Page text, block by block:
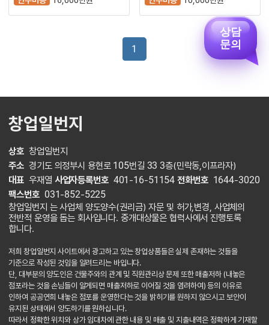
1
창업일번지
상호 창업일번지
주소 경기도 의정부시 용현로 105번길 33 3층(민락동,이프라자)
대표 우재열 사업자등록번호 401-16-51154 전화번호 1644-3020
팩스번호 031-852-5225
창업일번지 는 사업체 양도양수(권리금) 자문 및 허가,변경, 사업체의
전반적 운영을 돕는 회사입니다. 중개대상물은 협력사에서 진행토록
합니다.
저희 창업일번지 사이트에서 광고하고 있는 창업상품들은 실제 존재하는 것들을
기준으로 작성된 것임을 알려드리는 바입니다.
단, 대부분의 양도인은 건물주와의 관계 및 직원관리상 문제 또한 매출저하 (내놓은
점포라는 것을 손님들이 알게되면 매출저하로 이어질 것을 염려하여) 등의 이유로
인하여 공공연희 내놓은 점포를 운영한다는 것을 밝히기를 원하지 않으시고 보안이
유지된 상태에서 양도하기를 원하십니다.
따라서 정확한 위치와 상가 임대차에 관한 내용 및 매출 및 지출내역은 정확하게 기재할
상담
문의